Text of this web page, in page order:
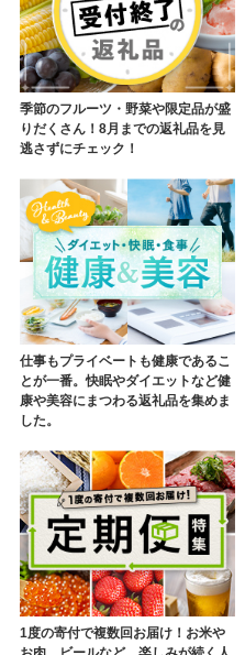
季節のフルーツ・野菜や限定品が盛
りだくさん！8月までの返礼品を見
逃さずにチェック！
仕事もプライベートも健康であるこ
とが一番。快眠やダイエットなど健
康や美容にまつわる返礼品を集めま
した。
1度の寄付で複数回お届け！お米や